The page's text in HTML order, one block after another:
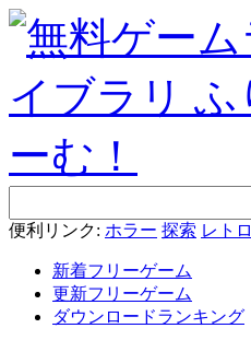
便利リンク: ホラー 探索 レトロ
新着フリーゲーム
更新フリーゲーム
ダウンロードランキング